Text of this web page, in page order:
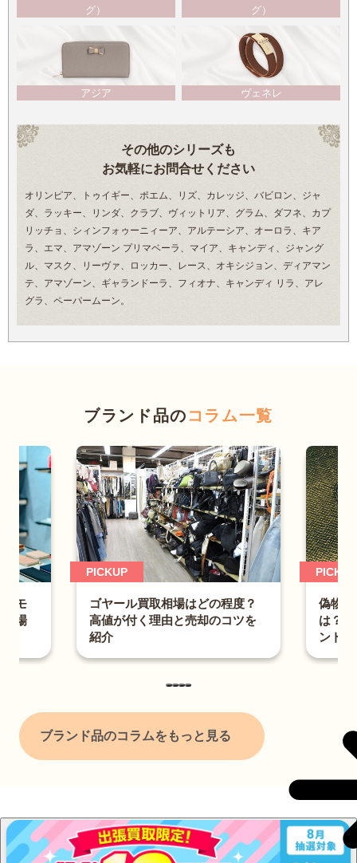
グ）
グ）
アジア ヴェネレ
その他のシリーズも
お気軽にお問合せください
オリンピア、トゥイギー、ポエム、リズ、カレッジ、バビロン、ジャ
ダ、ラッキー、リンダ、クラブ、ヴィットリア、グラム、ダフネ、カプ
リッチョ、シィンフォゥーニィーア、アルテーシア、オーロラ、キア
ラ、エマ、アマゾーン プリマベーラ、マイア、キャンディ、ジャング
ル、マスク、リーヴァ、ロッカー、レース、オキシジョン、ディアマン
テ、アマゾーン、ギャランドーラ、フィオナ、キャンディ リラ、アレ
グラ、ペーパームーン。
ブランド品の コラム一覧
？モ
相場
PICKUP
ゴヤール買取相場はどの程度？
高値が付く理由と売却のコツを
紹介
PICKUP
偽物
は？
ント
ブランド品のコラムをもっと見る